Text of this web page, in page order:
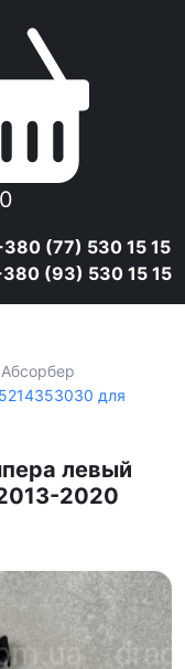
0
(77) 530 15 15
(93) 530 15 15
для
левый
2020